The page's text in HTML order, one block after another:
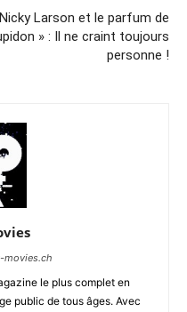
Larson et le parfum de
» : Il ne craint toujours
personne !
le plus complet en
public de tous âges. Avec